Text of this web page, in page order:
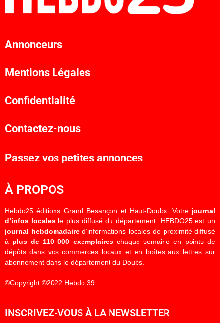
Annonceurs
Mentions Légales
Confidentialité
Contactez-nous
Passez vos petites annonces
À PROPOS
Hebdo25 éditions Grand Besançon et Haut-Doubs. Votre journal
d’infos localesle plus diffusé du département. HEBDO25 est un
journal hebdomadaired’informations locales de proximité diffusé
à plus de 110 000 exemplaireschaque semaine en points de
dépôts dans vos commerces locaux et en boîtes aux lettres sur
abonnement dans le département du Doubs.
©Copyright ©2022 Hebdo 39
INSCRIVEZ-VOUS À LA NEWSLETTER